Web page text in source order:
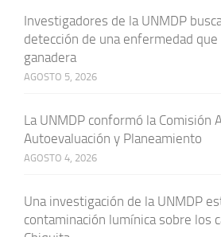
Investigadores de la UNMDP
detección de una enfermedad
ganadera
AGOSTO 5, 2026
La UNMDP conformó la Comisión
Autoevaluación y Planeamiento
AGOSTO 4, 2026
Una investigación de la UNMDP
contaminación lumínica sobre los